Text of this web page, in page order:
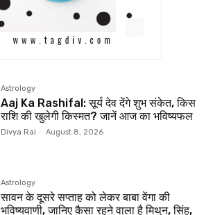
Astrology
Aaj Ka Rashifal: सूर्य देव देंगे शुभ संकेत, किस
राशि की खुलेगी किस्मत? जानें आज का भविष्यफल
Divya Rai - August 8, 2026
Astrology
सावन के दूसरे सप्ताह को लेकर बाबा वेंगा की
भविष्यवाणी, जानिए कैसा रहने वाला है मिथुन, सिंह,